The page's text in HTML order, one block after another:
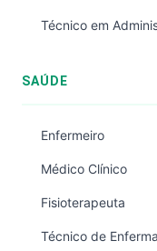
Técnico em
SAÚDE
Enfermeiro
Médico Clínico
Fisioterapeuta
Técnico de